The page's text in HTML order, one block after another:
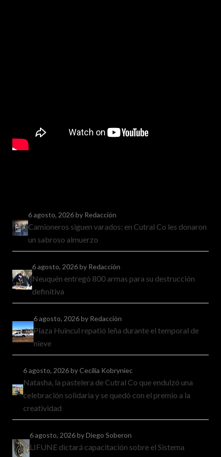
6 agosto, 2026by Redacción
Camioneros siguen varados: en Cutral Co les donaron
un sabroso almuerzo
6 agosto, 2026by Redacción
Neuquén entregó 800 armas para su destrucción
definitiva
6 agosto, 2026by Redacción
Plaza Huincul repatió leña durante el temporal de
nieve
6 agosto, 2026by Cecilia Kobryniec
Natasha, la pastelera de Cutral Co que endulzó una
celebración solidaria y se quedó con el premio a la
creatividad
6 agosto, 2026by Diego Soberon
LIFUNE dictará capacitación sobre el Sistema